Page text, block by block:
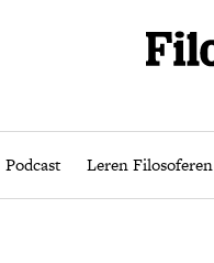
Podcast Leren Filosoferen
Evenementen Podcast